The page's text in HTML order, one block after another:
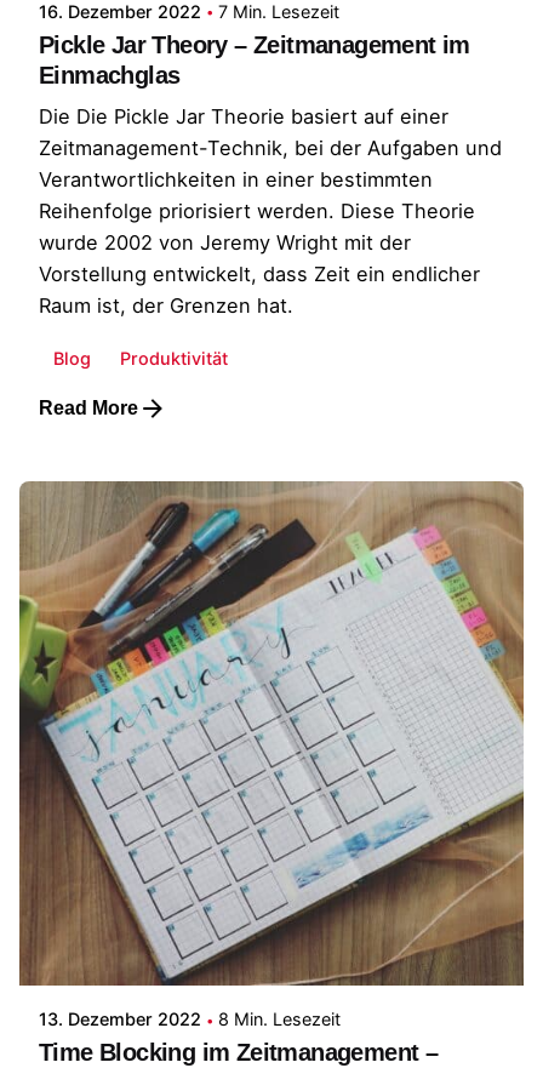
16. Dezember 2022 7 Min. Lesezeit
Pickle Jar Theory – Zeitmanagement im
Einmachglas
Die Die Pickle Jar Theorie basiert auf einer
Zeitmanagement-Technik, bei der Aufgaben und
Verantwortlichkeiten in einer bestimmten
Reihenfolge priorisiert werden. Diese Theorie
wurde 2002 von Jeremy Wright mit der
Vorstellung entwickelt, dass Zeit ein endlicher
Raum ist, der Grenzen hat.
Blog Produktivität
Read More
Posted by
Patrick
13. Dezember 2022 8 Min. Lesezeit
Time Blocking im Zeitmanagement –